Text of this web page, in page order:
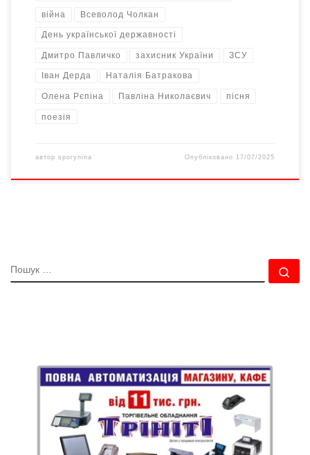
війна Всеволод Чолкан
День української державності
Дмитро Павличко захисник України ЗСУ
Іван Дерда Наталія Батракова
Олена Рєпіна Павліна Николаєвич пісня
поезія
автор sporynina Опубліковано 17/07/2025
ПОШУК